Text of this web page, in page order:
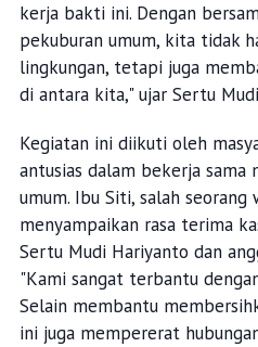
kerja bakti ini. Dengan
pekuburan umum, kita tidak
lingkungan, tetapi juga
di antara kita," ujar Sertu
Kegiatan ini diikuti oleh
antusias dalam bekerja sama
umum. Ibu Siti, salah seorang
menyampaikan rasa terima
Sertu Mudi Hariyanto dan
"Kami sangat terbantu
Selain membantu
ini juga mempererat